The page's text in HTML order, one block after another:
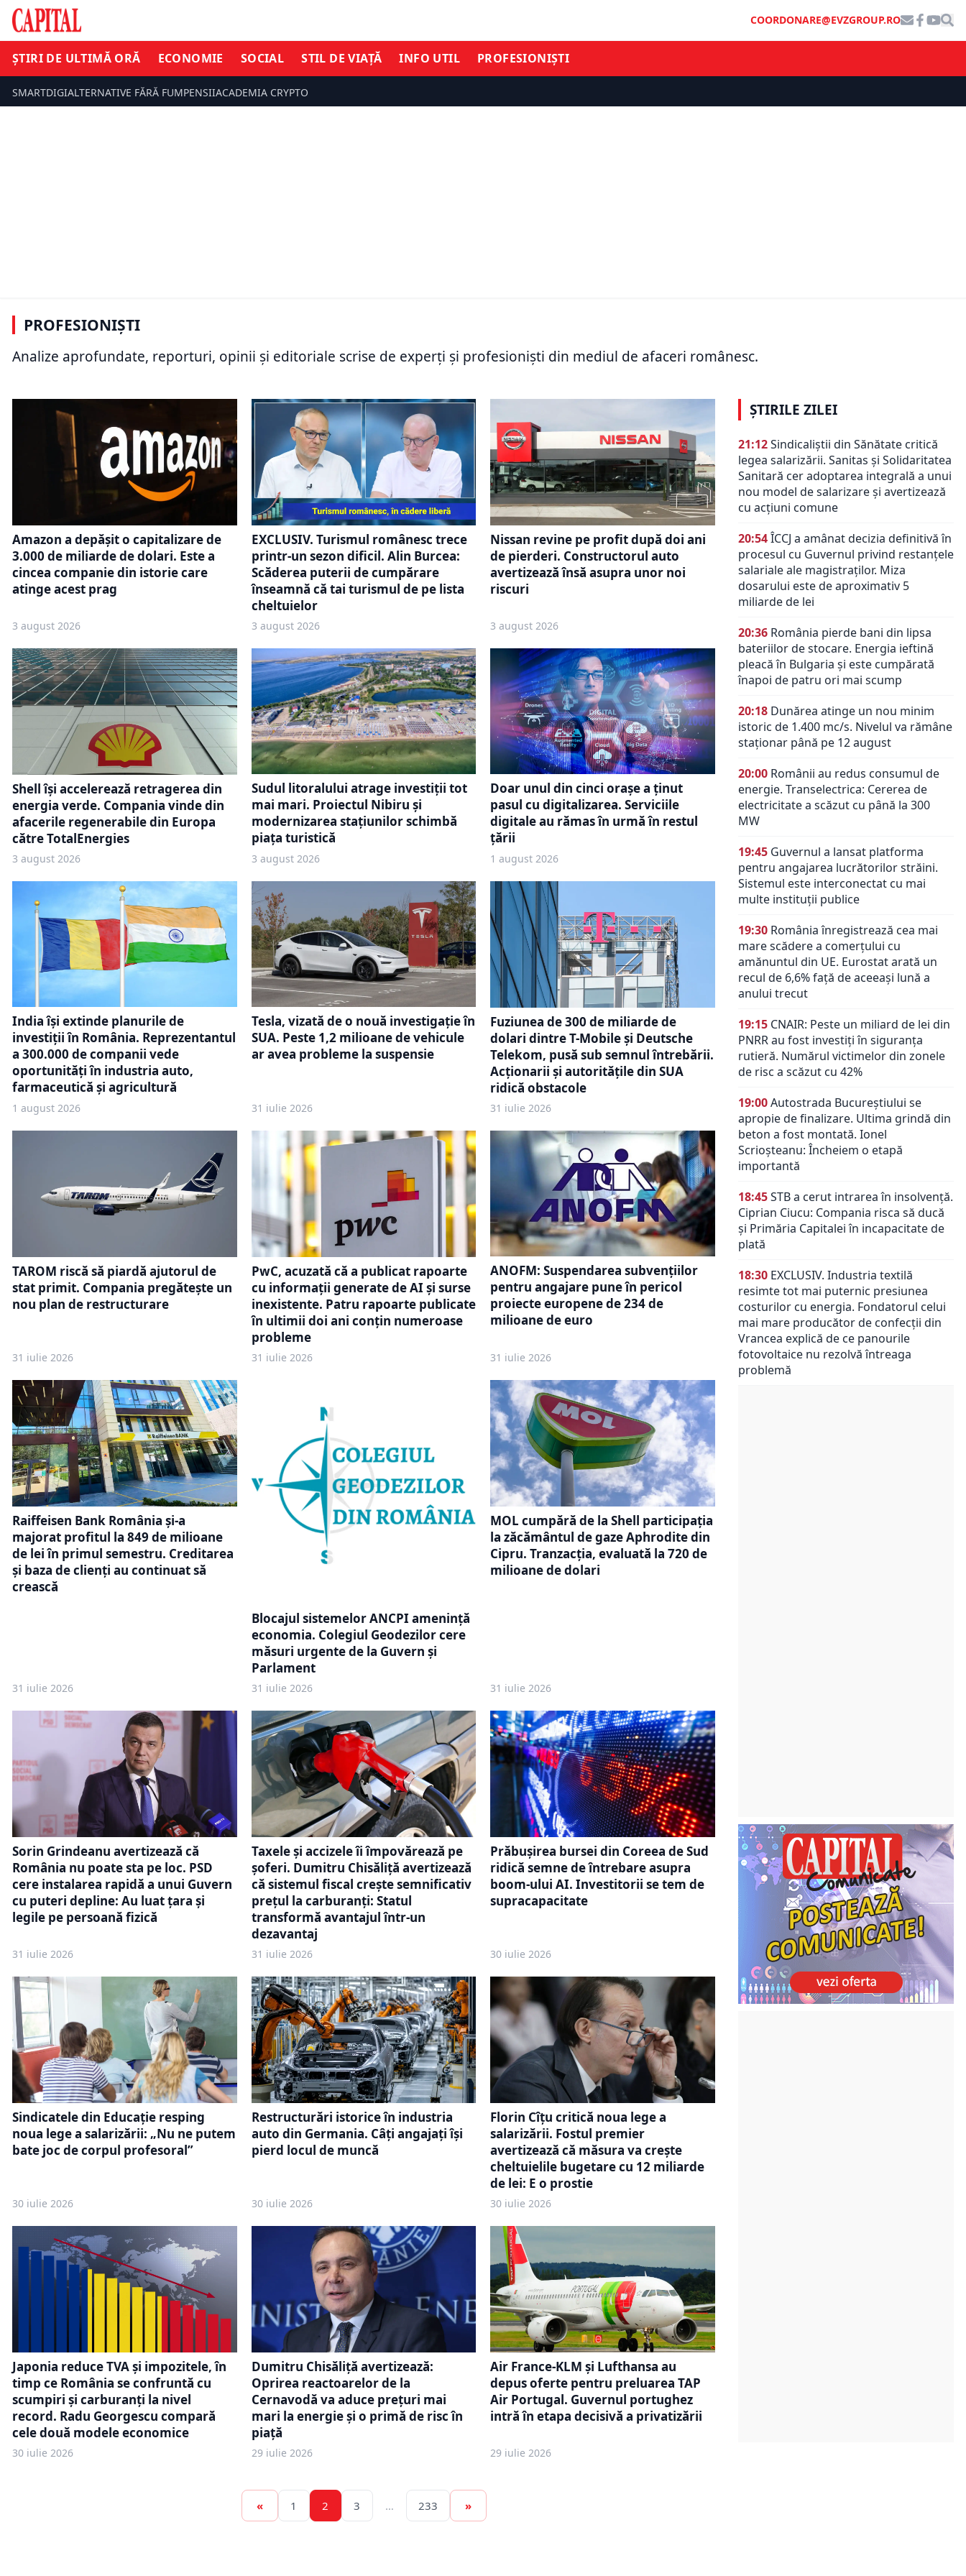
COORDONARE@EVZGROUP.RO
ȘTIRI DE ULTIMĂ ORĂ ECONOMIE SOCIAL STIL DE VIAȚĂ INFO UTIL PROFESIONIȘTI
SMARTDIGIALTERNATIVE FĂRĂ FUMPENSIIACADEMIA CRYPTO
PROFESIONIȘTI
Analize aprofundate, reporturi, opinii și editoriale scrise de experți și profesioniști din mediul de afaceri românesc.
Radu Georgescu avertizează asupra
dezechilibrelor economice:
Deficitul extern și datoria publică
pot pune presiune pe leu
intrarea în serviciu a celui mai mic
model din familia Max
amânată: Guvernul trebuie să
negocieze cu Comisia Europeană
folosește un tarif negociabil între
Amazon a depășit o capitalizare de
3.000 de miliarde de dolari. Este a
cincea companie din istorie care
atinge acest prag
3 august 2026
EXCLUSIV. Turismul românesc trece
printr-un sezon dificil. Alin Burcea:
Scăderea puterii de cumpărare
înseamnă că tai turismul de pe lista
cheltuielor
3 august 2026
Nissan revine pe profit după doi ani
de pierderi. Constructorul auto
avertizează însă asupra unor noi
riscuri
3 august 2026
Shell își accelerează retragerea din
energia verde. Compania vinde din
afacerile regenerabile din Europa
către TotalEnergies
3 august 2026
Sudul litoralului atrage investiții tot
mai mari. Proiectul Nibiru și
modernizarea stațiunilor schimbă
piața turistică
3 august 2026
Doar unul din cinci orașe a ținut
pasul cu digitalizarea. Serviciile
digitale au rămas în urmă în restul
țării
1 august 2026
India își extinde planurile de
investiții în România. Reprezentantul
a 300.000 de companii vede
oportunități în industria auto,
farmaceutică și agricultură
1 august 2026
Tesla, vizată de o nouă investigație în
SUA. Peste 1,2 milioane de vehicule
ar avea probleme la suspensie
31 iulie 2026
Fuziunea de 300 de miliarde de
dolari dintre T-Mobile și Deutsche
Telekom, pusă sub semnul întrebării.
Acționarii și autoritățile din SUA
ridică obstacole
31 iulie 2026
TAROM riscă să piardă ajutorul de
stat primit. Compania pregătește un
nou plan de restructurare
31 iulie 2026
PwC, acuzată că a publicat rapoarte
cu informații generate de AI și surse
inexistente. Patru rapoarte publicate
în ultimii doi ani conțin numeroase
probleme
31 iulie 2026
ANOFM: Suspendarea subvențiilor
pentru angajare pune în pericol
proiecte europene de 234 de
milioane de euro
31 iulie 2026
Raiffeisen Bank România și-a
majorat profitul la 849 de milioane
de lei în primul semestru. Creditarea
și baza de clienți au continuat să
crească
31 iulie 2026
Blocajul sistemelor ANCPI amenință
economia. Colegiul Geodezilor cere
măsuri urgente de la Guvern și
Parlament
31 iulie 2026
MOL cumpără de la Shell participația
la zăcământul de gaze Aphrodite din
Cipru. Tranzacția, evaluată la 720 de
milioane de dolari
31 iulie 2026
Sorin Grindeanu avertizează că
România nu poate sta pe loc. PSD
cere instalarea rapidă a unui Guvern
cu puteri depline: Au luat ţara şi
legile pe persoană fizică
31 iulie 2026
Taxele și accizele îi împovărează pe
șoferi. Dumitru Chisăliță avertizează
că sistemul fiscal crește semnificativ
prețul la carburanți: Statul
transformă avantajul într-un
dezavantaj
31 iulie 2026
Prăbușirea bursei din Coreea de Sud
ridică semne de întrebare asupra
boom-ului AI. Investitorii se tem de
supracapacitate
30 iulie 2026
Sindicatele din Educație resping
noua lege a salarizării: „Nu ne putem
bate joc de corpul profesoral”
30 iulie 2026
Restructurări istorice în industria
auto din Germania. Câți angajați își
pierd locul de muncă
30 iulie 2026
Florin Cîțu critică noua lege a
salarizării. Fostul premier
avertizează că măsura va crește
cheltuielile bugetare cu 12 miliarde
de lei: E o prostie
30 iulie 2026
Japonia reduce TVA și impozitele, în
timp ce România se confruntă cu
scumpiri și carburanți la nivel
record. Radu Georgescu compară
cele două modele economice
30 iulie 2026
Dumitru Chisăliță avertizează:
Oprirea reactoarelor de la
Cernavodă va aduce prețuri mai
mari la energie și o primă de risc în
piață
29 iulie 2026
Air France-KLM și Lufthansa au
depus oferte pentru preluarea TAP
Air Portugal. Guvernul portughez
intră în etapa decisivă a privatizării
29 iulie 2026
« 1 2 3 … 233 »
ȘTIRILE ZILEI
21:12Sindicaliștii din Sănătate critică
legea salarizării. Sanitas și Solidaritatea
Sanitară cer adoptarea integrală a unui
nou model de salarizare și avertizează
cu acțiuni comune
20:54ÎCCJ a amânat decizia definitivă în
procesul cu Guvernul privind restanțele
salariale ale magistraților. Miza
dosarului este de aproximativ 5
miliarde de lei
20:36 România pierde bani din lipsa
bateriilor de stocare. Energia ieftină
pleacă în Bulgaria și este cumpărată
înapoi de patru ori mai scump
20:18 Dunărea atinge un nou minim
istoric de 1.400 mc/s. Nivelul va rămâne
staționar până pe 12 august
20:00 Românii au redus consumul de
energie. Transelectrica: Cererea de
electricitate a scăzut cu până la 300
MW
19:45 Guvernul a lansat platforma
pentru angajarea lucrătorilor străini.
Sistemul este interconectat cu mai
multe instituții publice
19:30 România înregistrează cea mai
mare scădere a comerțului cu
amănuntul din UE. Eurostat arată un
recul de 6,6% față de aceeași lună a
anului trecut
19:15 CNAIR: Peste un miliard de lei din
PNRR au fost investiți în siguranța
rutieră. Numărul victimelor din zonele
de risc a scăzut cu 42%
19:00Autostrada Bucureștiului se
apropie de finalizare. Ultima grindă din
beton a fost montată. Ionel
Scrioșteanu: Încheiem o etapă
importantă
18:45STB a cerut intrarea în insolvență.
Ciprian Ciucu: Compania risca să ducă
și Primăria Capitalei în incapacitate de
plată
18:30 EXCLUSIV. Industria textilă
resimte tot mai puternic presiunea
costurilor cu energia. Fondatorul celui
mai mare producător de confecții din
Vrancea explică de ce panourile
fotovoltaice nu rezolvă întreaga
problemă